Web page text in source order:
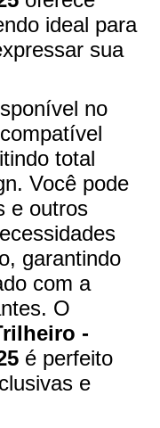
ideal para
sua
no
total
Você pode
e outros
garantindo
com a
O
-
é perfeito
e